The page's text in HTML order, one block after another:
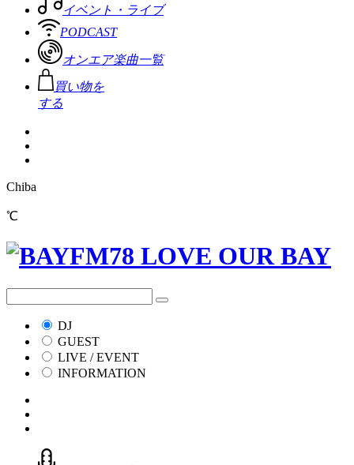
イベント・ライブ
PODCAST
オンエア楽曲一覧
買い物を
する
Chiba
℃
DJ
GUEST
LIVE / EVENT
INFORMATION